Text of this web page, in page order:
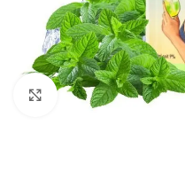
Haga Click para agrandar